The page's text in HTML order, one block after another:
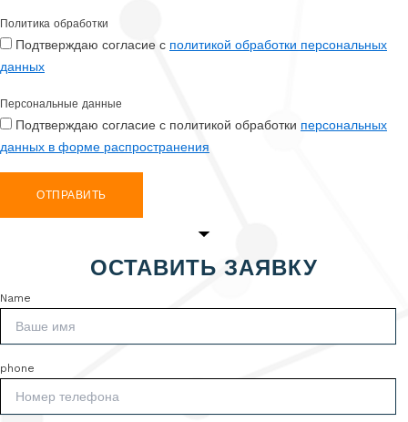
Политика обработки
Подтверждаю согласие с политикой обработки персональных
данных
Персональные данные
Подтверждаю согласие с политикой обработки персональных
данных в форме распространения
ОТПРАВИТЬ
ОСТАВИТЬ ЗАЯВКУ
Name
phone